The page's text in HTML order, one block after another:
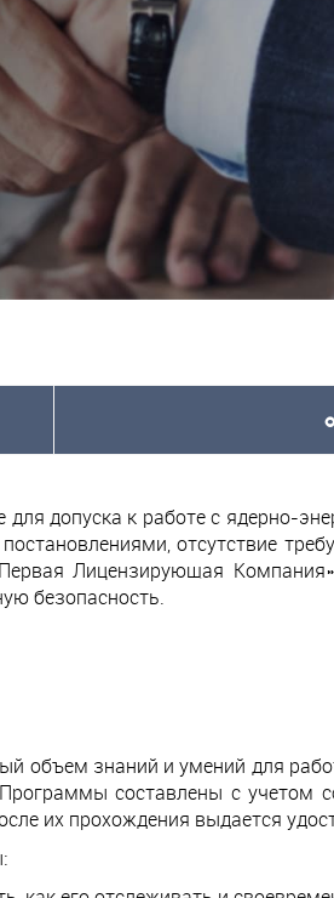
допуска к работе с ядерно-
отсутствие
Лицензирующая
безопасность.
объем знаний и умений для
составлены с учетом
их прохождения выдается